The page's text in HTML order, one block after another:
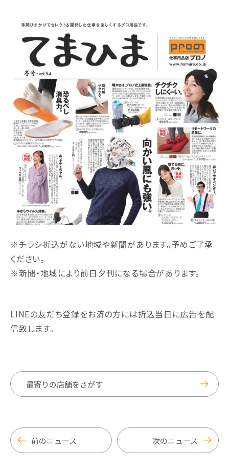
※チラシ折込がない地域や新聞があります。予めご了承
ください。
※新聞・地域により前日夕刊になる場合があります。
LINEの友だち登録をお済の方には折込当日に広告を配
信致します。
最寄りの店舗をさがす
前のニュース 次のニュース